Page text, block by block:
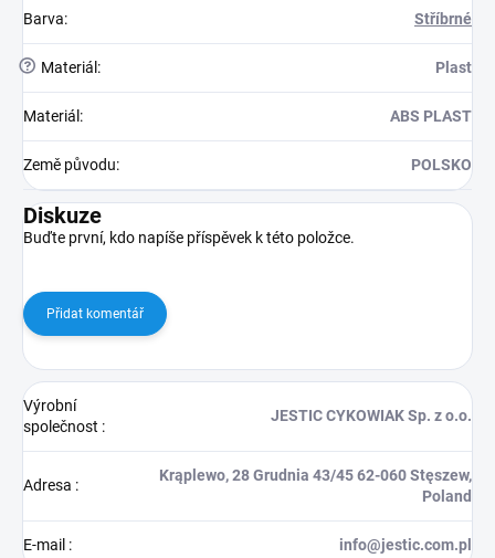
Barva: Stříbrné
? Materiál : Plast
Materiál : ABS PLAST
Země původu: POLSKO
Diskuze
Buďte první, kdo napíše příspěvek k této položce.
Přidat komentář
Výrobní
společnost :
JESTIC CYKOWIAK Sp. z o.o.
Adresa :
Krąplewo, 28 Grudnia 43/45 62-060 Stęszew,
Poland
E-mail : info@jestic.com.pl